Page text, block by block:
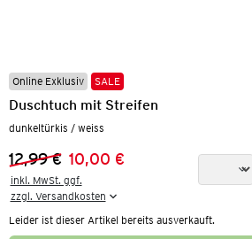
Online Exklusiv SALE
Duschtuch mit Streifen
dunkeltürkis / weiss
Vorheriger Preis:
12,99 €
Neuer Preis:
10,00 €
inkl. MwSt. ggf.
zzgl. Versandkosten
Leider ist dieser Artikel bereits ausverkauft.